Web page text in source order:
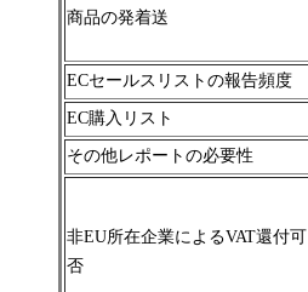
商品の発着送
ECセールスリストの報告頻度
EC購入リスト
その他レポートの必要性
非EU所在企業によるVAT還付可
否